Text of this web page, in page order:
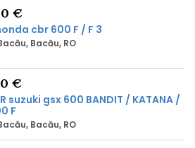
€
cbr 600 F / F 3
Bacău, RO
€
suzuki gsx 600 BANDIT / KATANA /
F
Bacău, RO